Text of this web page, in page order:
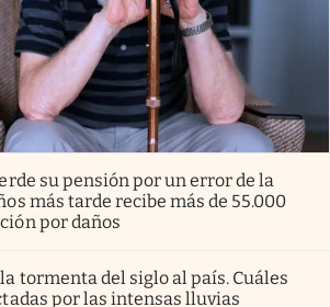
su pensión por un error de la
más tarde recibe más de 55.000
por daños
tormenta del siglo al país. Cuáles
por las intensas lluvias